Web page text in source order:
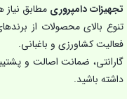
تجهیزات دامپروری مطابق
تنوع بالای محصولات از
فعالیت کشاورزی و باغبانی.
گارانتی، ضمانت اصالت و
داشته باشید.